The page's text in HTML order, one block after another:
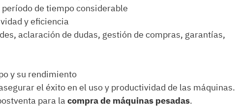
de tiempo considerable
y eficiencia
aclaración de dudas, gestión de compras, garantías,
y su rendimiento
el éxito en el uso y productividad de las máquinas.
para lacompra de máquinas pesadas.